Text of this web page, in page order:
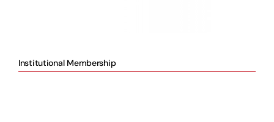
Institutional Membership